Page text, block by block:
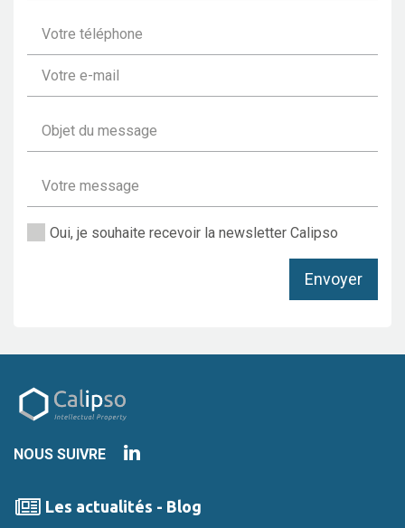
Oui, je souhaite recevoir la newsletter Calipso
Envoyer
NOUS SUIVRE
Les actualités - Blog